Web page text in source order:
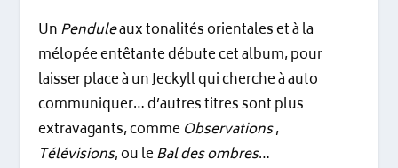
UnPenduleaux tonalités orientales et à la
mélopée entêtante débute cet album, pour
laisser place à un Jeckyll qui cherche à auto
communiquer… d’autres titres sont plus
extravagants, comme Observations,
Télévisions, ou leBal des ombres…